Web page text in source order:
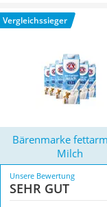
Erythrit
Müsli ohne Zuckerzusatz
Nährwerte sind.
bequem anhand
Überzeugt hat uns
Bärenmarke
Eigenschaften.
Vergleichssieger
Bärenmarke
Milch
Unsere Bewertung
SEHR GUT